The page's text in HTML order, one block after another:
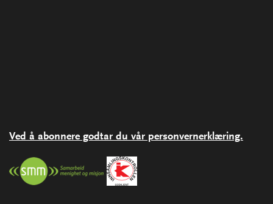
Ved å abonnere godtar du vår personvernerklæring.